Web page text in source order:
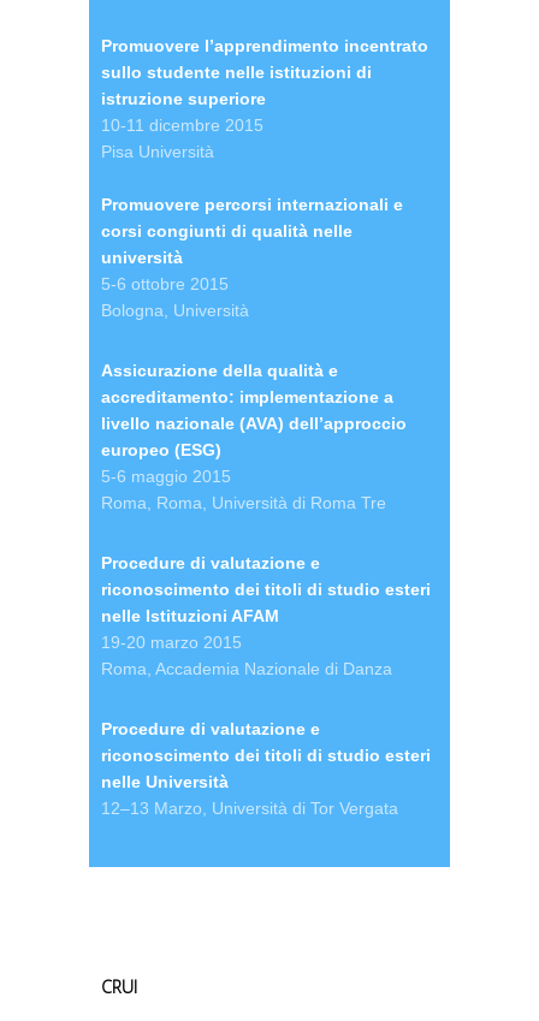
Promuovere l’apprendimento incentrato
sullo studente nelle istituzioni di
istruzione superiore
10-11 dicembre 2015
Pisa Università
Promuovere percorsi internazionali e
corsi congiunti di qualità nelle
università
5-6 ottobre 2015
Bologna, Università
Assicurazione della qualità e
accreditamento: implementazione a
livello nazionale (AVA) dell’approccio
europeo (ESG)
5-6 maggio 2015
Roma, Roma, Università di Roma Tre
Procedure di valutazione e
riconoscimento dei titoli di studio esteri
nelle Istituzioni AFAM
19-20 marzo 2015
Roma, Accademia Nazionale di Danza
Procedure di valutazione e
riconoscimento dei titoli di studio esteri
nelle Università
12–13 Marzo, Università di Tor Vergata
CRUI